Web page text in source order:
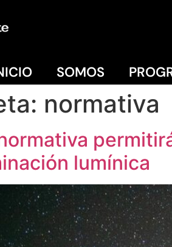
SOMOS
normativa
lumínica